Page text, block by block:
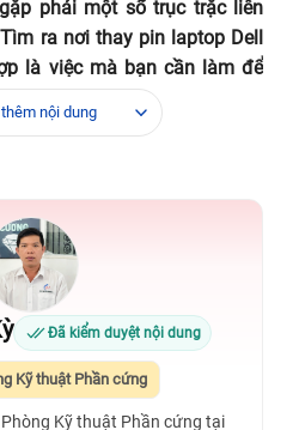
phải một số trục trặc liên
ra nơi thay pin laptop Dell
là việc mà bạn cần làm để
nội dung
Đã kiểm duyệt nội dung
Kỹ thuật Phần cứng
Kỹ thuật Phần cứng tại